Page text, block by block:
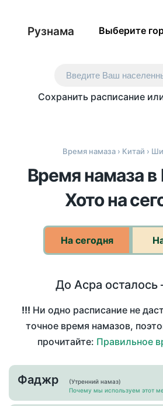
Рузнама Выберите
Введите Ваш
Сохранить расписание
Время намаза › Китай ›
Время намаза
Хото на
На сегодня
До Асра
!!! Ни одно расписание не
точное время намазов,
прочитайте: Правильное
Фаджр
(Утренний намаз)
Почему мы используем этот